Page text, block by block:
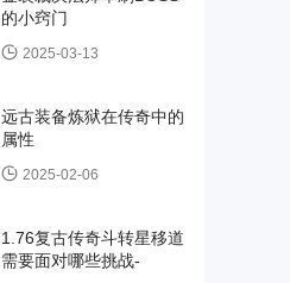
的小窍门
2025-03-13
远古装备炼狱在传奇中的
属性
2025-02-06
1.76复古传奇斗转星移道
需要面对哪些挑战-